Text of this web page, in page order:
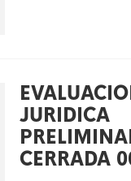
JURIDICA
CERRADA